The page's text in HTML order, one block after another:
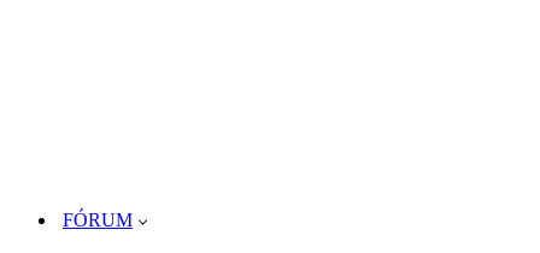
FÓRUM